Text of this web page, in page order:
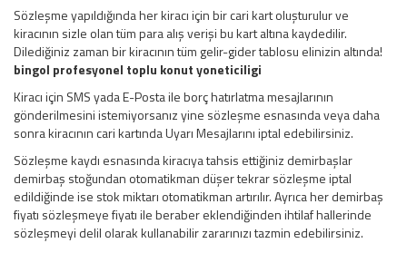
Sözleşme yapıldığında her kiracı için bir cari kart oluşturulur ve
kiracının sizle olan tüm para alış verişi bu kart altına kaydedilir.
Dilediğiniz zaman bir kiracının tüm gelir-gider tablosu elinizin altında!
bingol profesyonel toplu konut yoneticiligi
Kiracı için SMS yada E-Posta ile borç hatırlatma mesajlarının
gönderilmesini istemiyorsanız yine sözleşme esnasında veya daha
sonra kiracının cari kartında Uyarı Mesajlarını iptal edebilirsiniz.
Sözleşme kaydı esnasında kiracıya tahsis ettiğiniz demirbaşlar
demirbaş stoğundan otomatikman düşer tekrar sözleşme iptal
edildiğinde ise stok miktarı otomatikman artırılır. Ayrıca her demirbaş
fiyatı sözleşmeye fiyatı ile beraber eklendiğinden ihtilaf hallerinde
sözleşmeyi delil olarak kullanabilir zararınızı tazmin edebilirsiniz.